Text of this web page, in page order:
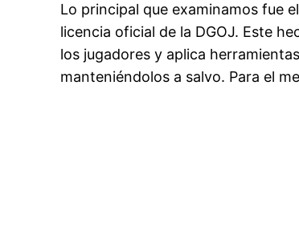
Lo principal que examinamos fue
licencia oficial de la DGOJ. Este
los jugadores y aplica
manteniéndolos a salvo. Para el